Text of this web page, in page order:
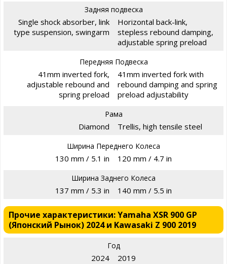
Задняя подвеска
Single shock absorber, link
type suspension, swingarm
Horizontal back-link,
stepless rebound damping,
adjustable spring preload
Передняя Подвеска
41mm inverted fork,
adjustable rebound and
spring preload
41mm inverted fork with
rebound damping and spring
preload adjustability
Рама
Diamond Trellis, high tensile steel
Ширина Переднего Колеса
130 mm / 5.1 in 120 mm / 4.7 in
Ширина Заднего Колеса
137 mm / 5.3 in 140 mm / 5.5 in
Прочие характеристики: Yamaha XSR 900 GP
(Японский Рынок) 2024 и Kawasaki Z 900 2019
Год
2024 2019